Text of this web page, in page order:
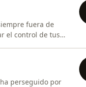
fuera de
el control de tus
perseguido por